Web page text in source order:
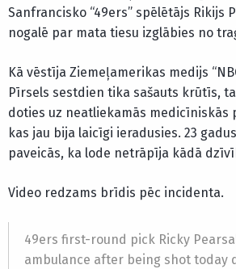
Sanfrancisko “49ers” spēlētājs Rikijs
nogalē par mata tiesu izglābies no
Kā vēstīja Ziemeļamerikas medijs
Pīrsels sestdien tika sašauts krūtīs,
doties uz neatliekamās medicīniskās
kas jau bija laicīgi ieradusies. 23
paveicās, ka lode netrāpīja kādā
Video redzams brīdis pēc incidenta.
49ers first-round pick Ricky
ambulance after being shot today